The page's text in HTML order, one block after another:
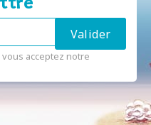
acceptez notre